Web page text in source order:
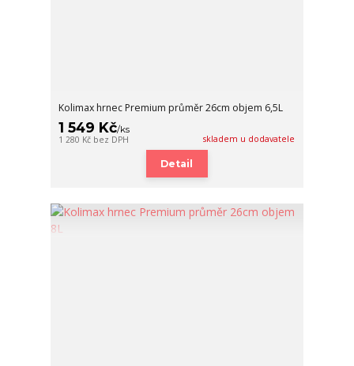
Kolimax hrnec Premium průměr 26cm objem 6,5L
1 549 Kč/ks
1 280 Kč bez DPH skladem u dodavatele
Detail